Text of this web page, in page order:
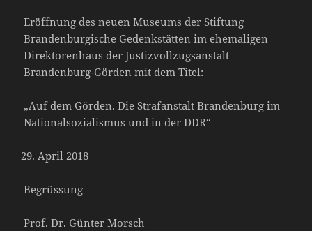
Eröffnung des neuen Museums der Stiftung
Brandenburgische Gedenkstätten im ehemaligen
Direktorenhaus der Justizvollzugsanstalt
Brandenburg-Görden mit dem Titel:
„Auf dem Görden. Die Strafanstalt Brandenburg im
Nationalsozialismus und in der DDR“
April 2018
Begrüssung
Prof. Dr. Günter Morsch